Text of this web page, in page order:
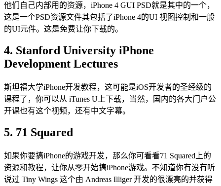
他们自己内部用的资源，iPhone 4 GUI PSD就是其中的一个，
这是一个PSD资源文件其包括了iPhone 4的UI 视图控制和一般
的UI元件。这是免费让你下载的。
4. Stanford University iPhone
Development Lectures
斯坦福大学iPhone开发教程，这可能是iOS开发者的圣经级的
课程了，你可以从 iTunes U上下载，当然，国内的各大门户公
开课也有这个视频，还有中文字幕。
5. 71 Squared
如果你要搞iPhone的游戏开发，那么你可看看71 Squared上的
资源和教程，让你从零开始搞iPhone游戏。不知道你有没有听
说过 Tiny Wings 这个由 Andreas Illiger 开发的很漂亮的并获得